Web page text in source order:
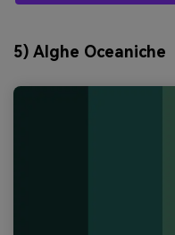
5) Alghe Oceaniche